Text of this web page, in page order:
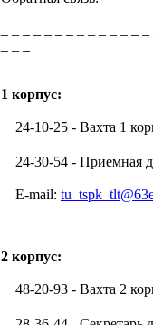
1 корпус:
24-10-25 - Вахта 1
24-30-54 - Приемная
E-mail:
2 корпус:
48-20-93 - Вахта 2